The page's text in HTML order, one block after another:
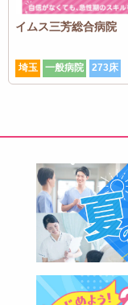
イムス三芳総合病院
埼玉 一般病院 273床